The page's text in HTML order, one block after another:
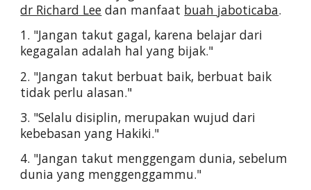
dr Richard Lee dan manfaat buah jaboticaba.
1. "Jangan takut gagal, karena belajar dari
kegagalan adalah hal yang bijak."
2. "Jangan takut berbuat baik, berbuat baik
tidak perlu alasan."
3. "Selalu disiplin, merupakan wujud dari
kebebasan yang Hakiki."
4. "Jangan takut menggengam dunia, sebelum
dunia yang menggenggammu."